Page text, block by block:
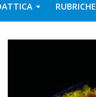
RUBRICHE